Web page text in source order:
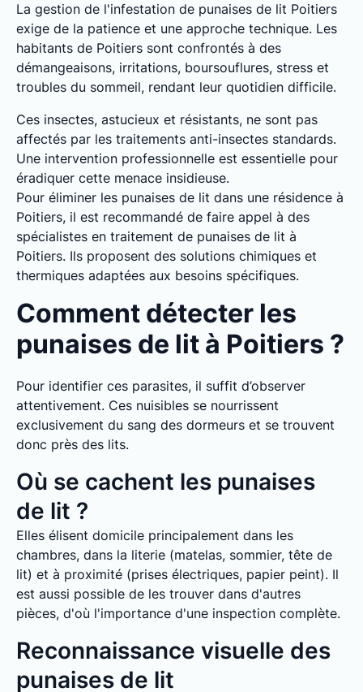
La gestion de l'infestation de punaises de lit Poitiers
exige de la patience et une approche technique. Les
habitants de Poitiers sont confrontés à des
démangeaisons, irritations, boursouflures, stress et
troubles du sommeil, rendant leur quotidien difficile.
Ces insectes, astucieux et résistants, ne sont pas
affectés par les traitements anti-insectes standards.
Une intervention professionnelle est essentielle pour
éradiquer cette menace insidieuse.
Pour éliminer les punaises de lit dans une résidence à
Poitiers, il est recommandé de faire appel à des
spécialistes en traitement de punaises de lit à
Poitiers. Ils proposent des solutions chimiques et
thermiques adaptées aux besoins spécifiques.
Comment détecter les
punaises de lit à Poitiers ?
Pour identifier ces parasites, il suffit d’observer
attentivement. Ces nuisibles se nourrissent
exclusivement du sang des dormeurs et se trouvent
donc près des lits.
Où se cachent les punaises
de lit ?
Elles élisent domicile principalement dans les
chambres, dans la literie (matelas, sommier, tête de
lit) et à proximité (prises électriques, papier peint). Il
est aussi possible de les trouver dans d'autres
pièces, d'où l'importance d'une inspection complète.
Reconnaissance visuelle des
punaises de lit